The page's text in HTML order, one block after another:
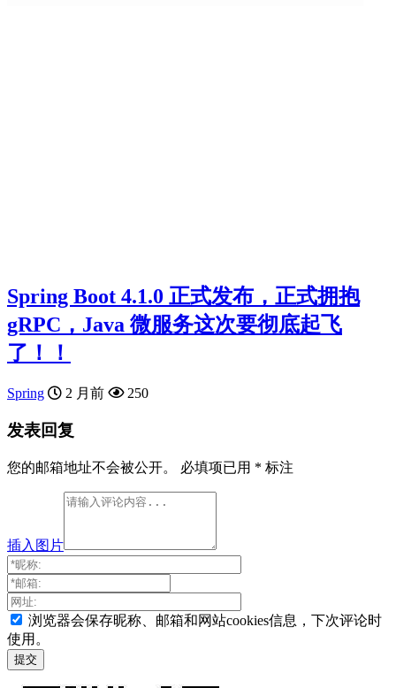
Spring Boot 4.1.0 正式发布，正式拥抱
gRPC，Java 微服务这次要彻底起飞
了！！
Spring 2 月前 250
发表回复
您的邮箱地址不会被公开。 必填项已用 * 标注
插入图片
浏览器会保存昵称、邮箱和网站cookies信息，下次评论时
使用。